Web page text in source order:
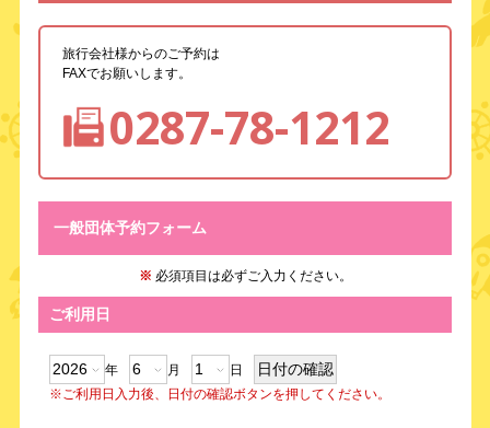
旅行会社様からのご予約は
FAXでお願いします。
0287-78-1212
一般団体予約フォーム
※ 必須項目は必ずご入力ください。
ご利用日
年 月
日
※ご利用日入力後、日付の確認ボタンを押してください。